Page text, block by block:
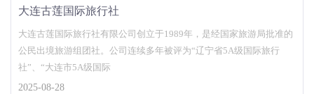
大连古莲国际旅行社
大连古莲国际旅行社有限公司创立于1989年，是经国家旅游局批准的
公民出境旅游组团社。公司连续多年被评为“辽宁省5A级国际旅行
社”、“大连市5A级国际
2025-08-28